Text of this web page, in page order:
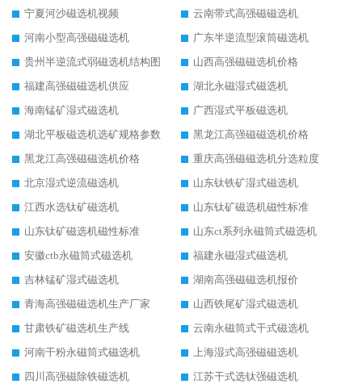
宁夏河沙磁选机视频
云南带式高强磁磁选机
河南小型高强磁磁选机
广东半逆流型滚筒磁选机
贵州半逆流式弱磁选机结构图
山西高强磁磁选机价格
福建高强磁磁选机供应
湖北永磁湿式磁选机
海南锰矿湿式磁选机
广西湿式平板磁选机
湖北平板磁选机选矿规格参数
黑龙江高强磁磁选机价格
黑龙江高强磁磁选机价格
重庆高强磁磁选机分选粒度
北京湿式逆流磁选机
山东钛铁矿湿式磁选机
江西水选钛矿磁选机
山东钛矿磁选机磁性标准
山东钛矿磁选机磁性标准
山东ct系列永磁筒式磁选机
安徽ctb永磁筒式磁选机
福建永磁湿式磁选机
吉林锰矿湿式磁选机
湖南高强磁磁选机报价
青海高强磁磁选机生产厂家
山西铁尾矿湿式磁选机
甘肃铁矿磁选机生产线
云南永磁筒式干式磁选机
河南干粉永磁筒式磁选机
上海湿式高强磁磁选机
四川高强磁除铁磁选机
江苏干式选钛强磁选机